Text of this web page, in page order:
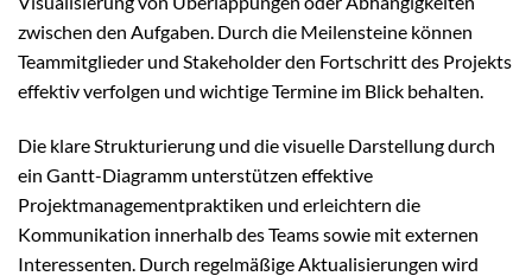
zwischen den Aufgaben. Durch die Meilensteine können
Teammitglieder und Stakeholder den Fortschritt des Projekts
effektiv verfolgen und wichtige Termine im Blick behalten.
Die klare Strukturierung und die visuelle Darstellung durch
ein Gantt-Diagramm unterstützen effektive
Projektmanagementpraktiken und erleichtern die
Kommunikation innerhalb des Teams sowie mit externen
Interessenten. Durch regelmäßige Aktualisierungen wird